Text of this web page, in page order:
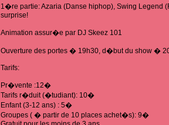
1�re partie: Azaria (Danse hiphop), Swing Legend
surprise!
Animation assur�e par DJ Skeez 101
Ouverture des portes � 19h30, d�but du show �
Tarifs:
Pr�vente :12�
Tarifs r�duit (�tudiant): 10�
Enfant (3-12 ans) : 5�
Groupes ( � partir de 10 places achet�s): 9�